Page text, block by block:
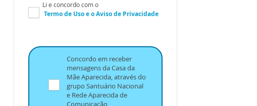
Li e concordo com o
Termo de Usoe oAviso de Privacidade
Concordo em receber
mensagens da Casa da
Mãe Aparecida, através do
grupo Santuário Nacional
e Rede Aparecida de
Comunicação